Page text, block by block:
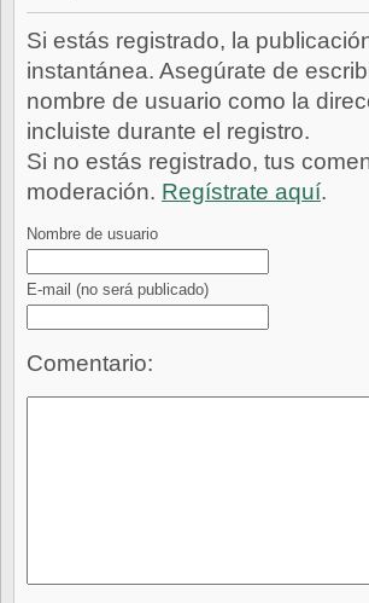
Si estás registrado, la
instantánea. Asegúrate de
nombre de usuario como la
incluiste durante el registro.
Si no estás registrado, tus
moderación. Regístrate aquí.
Nombre de usuario
E-mail (no será publicado)
Comentario: